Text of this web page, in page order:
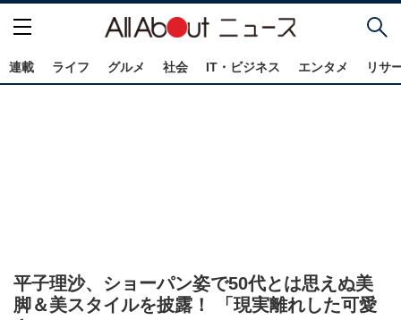
連載 ライフ グルメ 社会 IT・ビジネス エンタメ リサ
平子理沙、ショーパン姿で50代とは思えぬ美
脚＆美スタイルを披露！ 「現実離れした可愛